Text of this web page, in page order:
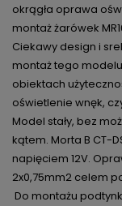
okrągła oprawa
montaż żarówek
Ciekawy design i
montaż tego
obiektach
oświetlenie wnęk,
Model stały, bez
kątem. Morta B CT-
napięciem 12V.
2x0,75mm2 celem
Do montażu